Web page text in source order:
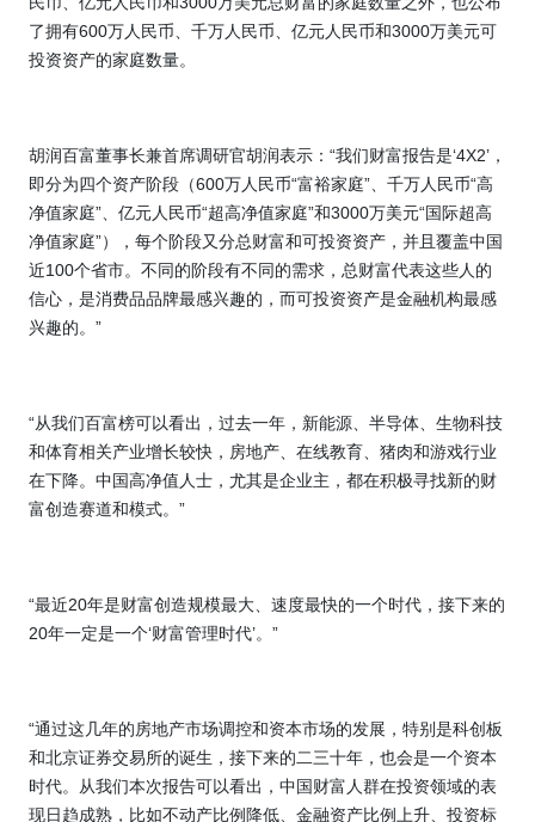
了拥有600万人民币、千万人民币、亿元人民币和3000万美元可
投资资产的家庭数量。
胡润百富董事长兼首席调研官胡润表示：“我们财富报告是‘4X2’，
即分为四个资产阶段（600万人民币“富裕家庭”、千万人民币“高
净值家庭”、亿元人民币“超高净值家庭”和3000万美元“国际超高
净值家庭”），每个阶段又分总财富和可投资资产，并且覆盖中国
近100个省市。不同的阶段有不同的需求，总财富代表这些人的
信心，是消费品品牌最感兴趣的，而可投资资产是金融机构最感
兴趣的。”
“从我们百富榜可以看出，过去一年，新能源、半导体、生物科技
和体育相关产业增长较快，房地产、在线教育、猪肉和游戏行业
在下降。中国高净值人士，尤其是企业主，都在积极寻找新的财
富创造赛道和模式。”
“最近20年是财富创造规模最大、速度最快的一个时代，接下来的
20年一定是一个‘财富管理时代’。”
“通过这几年的房地产市场调控和资本市场的发展，特别是科创板
和北京证券交易所的诞生，接下来的二三十年，也会是一个资本
时代。从我们本次报告可以看出，中国财富人群在投资领域的表
现日趋成熟，比如不动产比例降低、金融资产比例上升、投资标